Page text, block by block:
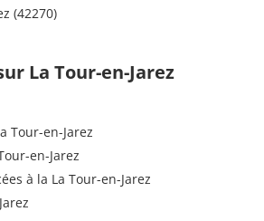
(42270)
La Tour-en-Jarez
Tour-en-Jarez
en-Jarez
à la La Tour-en-Jarez